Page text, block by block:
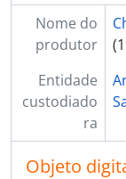
Nome do
produtor
Entidade
custodiado
ra
Objeto